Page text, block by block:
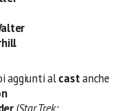
aggiunti alcastanche
(Star Trek: